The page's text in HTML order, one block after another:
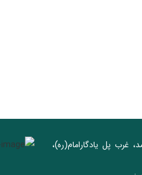
غرب پل يادگار‌امام(ره)‌،